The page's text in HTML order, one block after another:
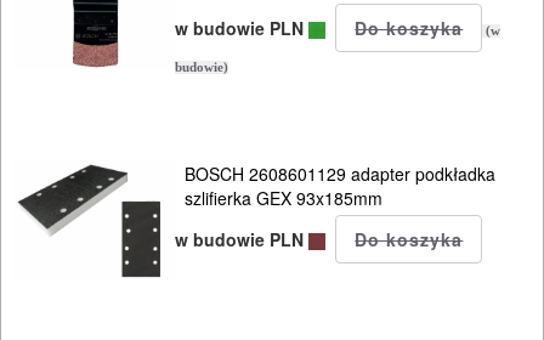
AKCESORIA
MAGAZYNOWANIE
I
TRANSPORTOWANIE
w budowie PLN
(w
budowie)
BOSCH 2608601129 adapter podkładka
szlifierka GEX 93x185mm
w budowie PLN